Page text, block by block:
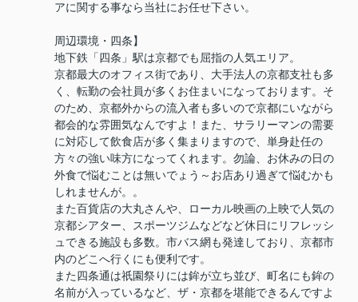
アに関する事なら当社にお任せ下さい。
周辺環境・四条】
地下鉄「四条」駅は京都でも屈指の人気エリア。
京都最大のオフィス街であり、大手法人の京都支社も多
く、転勤の会社員が多くお住まいになっております。そ
のため、京都外からの流入者も多いので京都にいながら
都会的な雰囲気なんですよ！また、サラリーマンの需要
に対応して飲食店が多く集まりますので、単身赴任の
方々の強い味方になってくれます。勿論、お休みの日の
外食で悩むことは無いでょう～お店あり過ぎて悩むかも
しれませんが。。
また百貨店の大丸さんや、ローカル映画の上映で人気の
京都シアター、スポーツジムなどなど休日にリフレッシ
ュできる施設も多数。市バス網も発達しており、京都市
内のどこへ行くにも便利です。
また四条通は祇園祭りには鉾が立ち並び、町名にも鉾の
名前が入っているなど、ザ・京都を堪能できるんですよ